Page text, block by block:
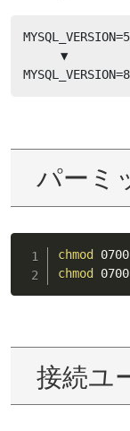
▼
パーミ
chmod
chmod
接続ユ